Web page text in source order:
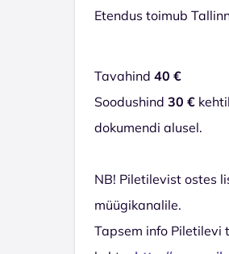
Etendus toimub
Tavahind 40 €
Soodushind 30 €
dokumendi alusel.
NB! Piletilevist ostes
müügikanalile.
Tapsem info Piletilevi